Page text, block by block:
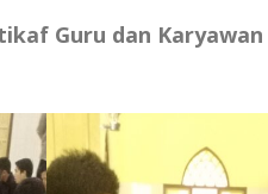
Guru dan Karyawan